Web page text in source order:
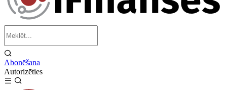
Abonēšana
Autorizēties